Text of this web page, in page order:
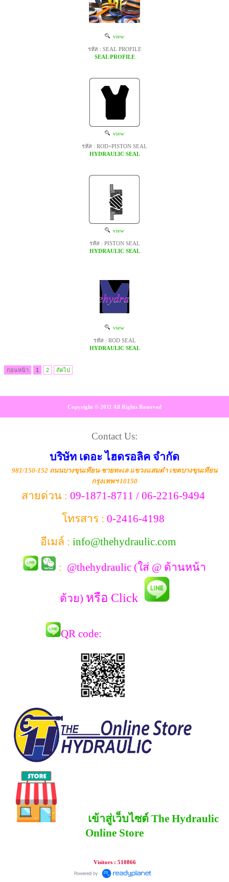
view
รหัส : SEAL PROFILE
SEAL PROFILE
view
รหัส : ROD+PISTON SEAL
HYDRAULIC SEAL
view
รหัส : PISTON SEAL
HYDRAULIC SEAL
view
รหัส : ROD SEAL
HYDRAULIC SEAL
ก่อนหน้า 1 2 ถัดไป
Copyright © 2011 All Rights Reserved
Contact Us:
บริษัท เดอะ ไฮดรอลิค จำกัด
981/150-152 ถนนบางขุนเทียน-ชายทะเล แขวงแสมดำ เขตบางขุนเทียน
กรุงเทพฯ 10150
สายด่วน : 09-1871-8711 / 06-2216-9494
โทรสาร : 0-2416-4198
อีเมล์ : info@thehydraulic.com
: @thehydraulic (ใส่ @ ด้านหน้า
ด้วย) หรือ Click
QR code:
เข้าสู่เว็บไซต์ The Hydraulic
Online Store
Visitors : 510866